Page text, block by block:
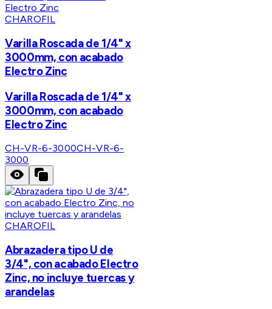
CHAROFIL
Varilla Roscada de 1/4" x
3000mm, con acabado
Electro Zinc
Varilla Roscada de 1/4" x
3000mm, con acabado
Electro Zinc
CH-VR-6-3000CH-VR-6-
3000
CHAROFIL
Abrazadera tipo U de
3/4", con acabado Electro
Zinc, no incluye tuercas y
arandelas